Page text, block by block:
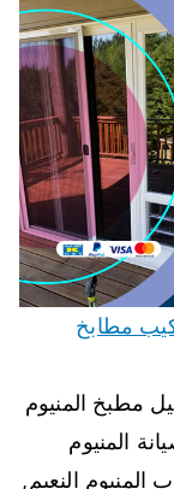
52227343 فني تركيب مطابخ
مطبخ المنيوم
المنيوم
المنيوم النعيم,